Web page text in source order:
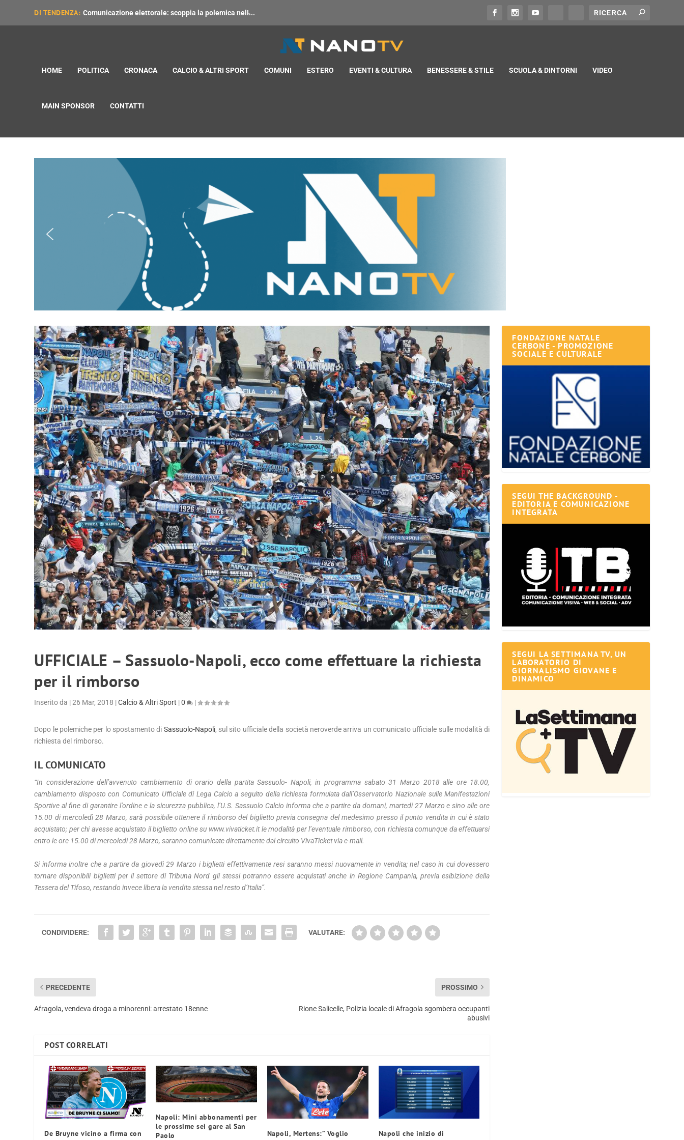
DI TENDENZA: Comunicazione elettorale: scoppia la polemica nell̵...
HOME POLITICA CRONACA CALCIO & ALTRI SPORT COMUNI ESTERO EVENTI & CULTURA BENESSERE & STILE SCUOLA & DINTORNI VIDEO
MAIN SPONSOR CONTATTI
UFFICIALE – Sassuolo-Napoli, ecco come effettuare la richiesta
per il rimborso
Inserito da |26 Mar, 2018 |Calcio & Altri Sport |0 |
Dopo le polemiche per lo spostamento di Sassuolo-Napoli, sul sito ufficiale della società neroverde arriva un comunicato ufficiale sulle modalità di
richiesta del rimborso.
IL COMUNICATO
“In considerazione dell’avvenuto cambiamento di orario della partita Sassuolo- Napoli, in programma sabato 31 Marzo 2018 alle ore 18.00,
cambiamento disposto con Comunicato Ufficiale di Lega Calcio a seguito della richiesta formulata dall’Osservatorio Nazionale sulle Manifestazioni
Sportive al fine di garantire l’ordine e la sicurezza pubblica, l’U.S. Sassuolo Calcio informa che a partire da domani, martedì 27 Marzo e sino alle ore
15.00 di mercoledì 28 Marzo, sarà possibile ottenere il rimborso del biglietto previa consegna del medesimo presso il punto vendita in cui è stato
acquistato; per chi avesse acquistato il biglietto online su www.vivaticket.it le modalità per l’eventuale rimborso, con richiesta comunque da effettuarsi
entro le ore 15.00 di mercoledì 28 Marzo, saranno comunicate direttamente dal circuito VivaTicket via e-mail.
Si informa inoltre che a partire da giovedì 29 Marzo i biglietti effettivamente resi saranno messi nuovamente in vendita; nel caso in cui dovessero
tornare disponibili biglietti per il settore di Tribuna Nord gli stessi potranno essere acquistati anche in Regione Campania, previa esibizione della
Tessera del Tifoso, restando invece libera la vendita stessa nel resto d’Italia”.
CONDIVIDERE: VALUTARE:
PRECEDENTE
Afragola, vendeva droga a minorenni: arrestato 18enne
PROSSIMO
Rione Salicelle, Polizia locale di Afragola sgombera occupanti
abusivi
POST CORRELATI
De Bruyne vicino a firma con
Napoli: Mini abbonamenti per
le prossime sei gare al San
Paolo
Napoli, Mertens:” Voglio
Napoli che inizio di
FONDAZIONE NATALE
CERBONE - PROMOZIONE
SOCIALE E CULTURALE
SEGUI THE BACKGROUND -
EDITORIA E COMUNICAZIONE
INTEGRATA
SEGUI LA SETTIMANA TV, UN
LABORATORIO DI
GIORNALISMO GIOVANE E
DINAMICO